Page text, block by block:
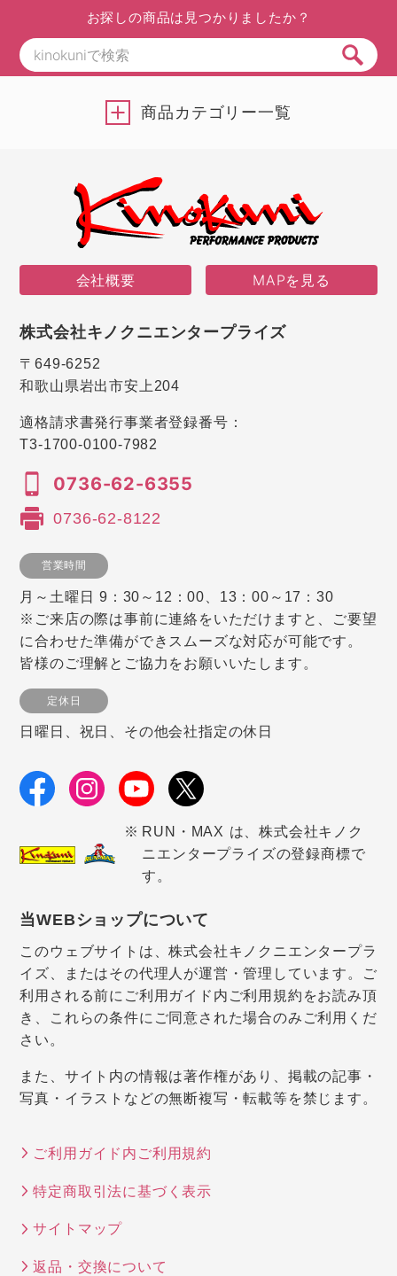
お探しの商品は見つかりましたか？
商品カテゴリー一覧
会社概要 MAPを見る
株式会社キノクニエンタープライズ
〒649-6252
和歌山県岩出市安上204
適格請求書発行事業者登録番号：
T3-1700-0100-7982
0736-62-6355
0736-62-8122
営業時間
月～土曜日 9：30～12：00、13：00～17：30
※ご来店の際は事前に連絡をいただけますと、ご要望
に合わせた準備ができスムーズな対応が可能です。
皆様のご理解とご協力をお願いいたします。
定休日
日曜日、祝日、その他会社指定の休日
RUN・MAX は、株式会社キノク
ニエンタープライズの登録商標で
す。
当WEBショップについて
このウェブサイトは、株式会社キノクニエンタープラ
イズ、またはその代理人が運営・管理しています。ご
利用される前にご利用ガイド内ご利用規約をお読み頂
き、これらの条件にご同意された場合のみご利用くだ
さい。
また、サイト内の情報は著作権があり、掲載の記事・
写真・イラストなどの無断複写・転載等を禁じます。
ご利用ガイド内ご利用規約
特定商取引法に基づく表示
サイトマップ
返品・交換について